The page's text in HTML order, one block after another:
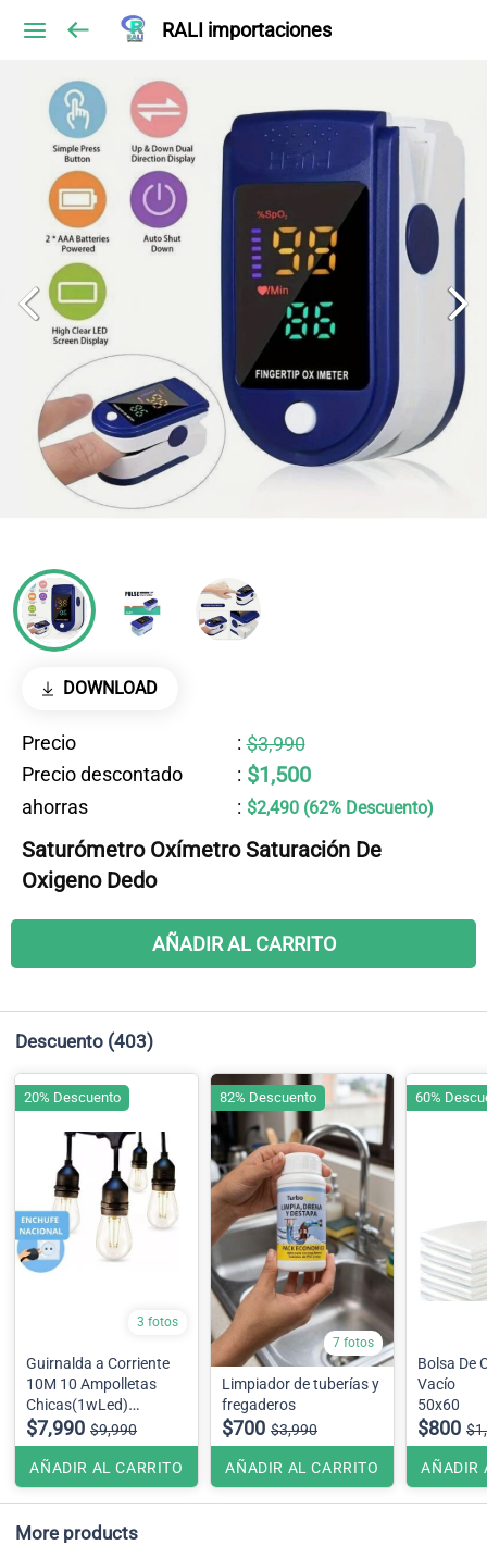
RALI importaciones
DOWNLOAD
Precio : $3,990
Precio descontado
: $1,500
ahorras : $2,490 (62% Descuento)
Saturómetro Oxímetro Saturación De
Oxigeno Dedo
AÑADIR AL CARRITO
Descuento (403)
3 fotos
Guirnalda a Corriente
10M 10 Ampolletas
Chicas(1wLed)
terraza patio
Ampolletas Chicas
$7,990 $9,990
AÑADIR AL CARRITO
20% Descuento
7 fotos
Limpiador de tuberías y
fregaderos
$700 $3,990
AÑADIR AL CARRITO
82% Descuento
Bolsa De
Vacío
50x60
$800
AÑADIR
60%
More products